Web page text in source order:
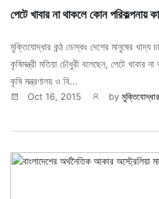
পেটে খাবার না থাকলে কোন পরিকল্পনায়
মুক্তিযোদ্ধার কন্ঠ ডেস্কঃ দেশের মানুষের খাদ্য
কৃষিমন্ত্রী মতিয়া চৌধুরী বলেছেন, পেটে খাবার
কৃষি মন্ত্রণালয় ও বি...
Oct 16, 2015 by